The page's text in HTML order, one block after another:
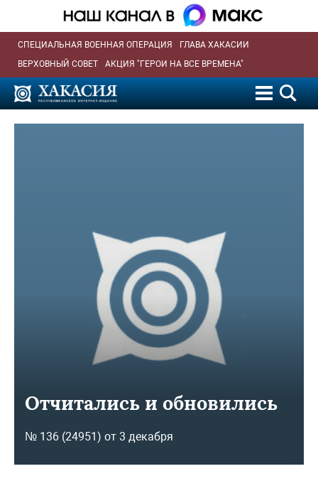
СПЕЦИАЛЬНАЯ ВОЕННАЯ ОПЕРАЦИЯ
ГЛАВА ХАКАСИИ
ВЕРХОВНЫЙ СОВЕТ
АКЦИЯ "ГЕРОИ НА ВСЕ ВРЕМЕНА"
Отчитались и обновились
№ 136 (24951) от 3 декабря